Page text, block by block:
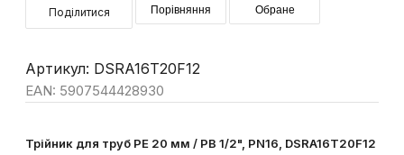
Поділитися Порівняння Обране
Артикул: DSRA16T20F12
EAN: 5907544428930
Трійник для труб PE 20 мм / РВ 1/2", PN16, DSRA16T20F12